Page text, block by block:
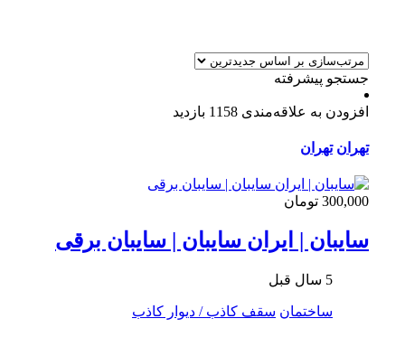
جستجو پیشرفته
افزودن به علاقه‌مندی 1158 بازدید
تهران تهران
300,000 تومان
سایبان | ایران سایبان | سایبان برقی
5 سال قبل
ساختمان سقف کاذب / دیوار کاذب